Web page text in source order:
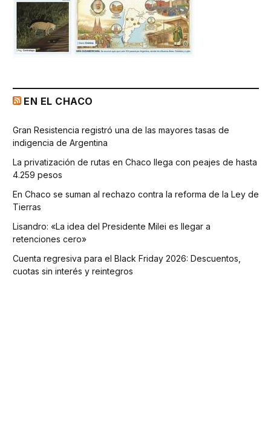
EN EL CHACO
Gran Resistencia registró una de las mayores tasas de
indigencia de Argentina
La privatización de rutas en Chaco llega con peajes de hasta
4.259 pesos
En Chaco se suman al rechazo contra la reforma de la Ley de
Tierras
Lisandro: «La idea del Presidente Milei es llegar a
retenciones cero»
Cuenta regresiva para el Black Friday 2026: Descuentos,
cuotas sin interés y reintegros